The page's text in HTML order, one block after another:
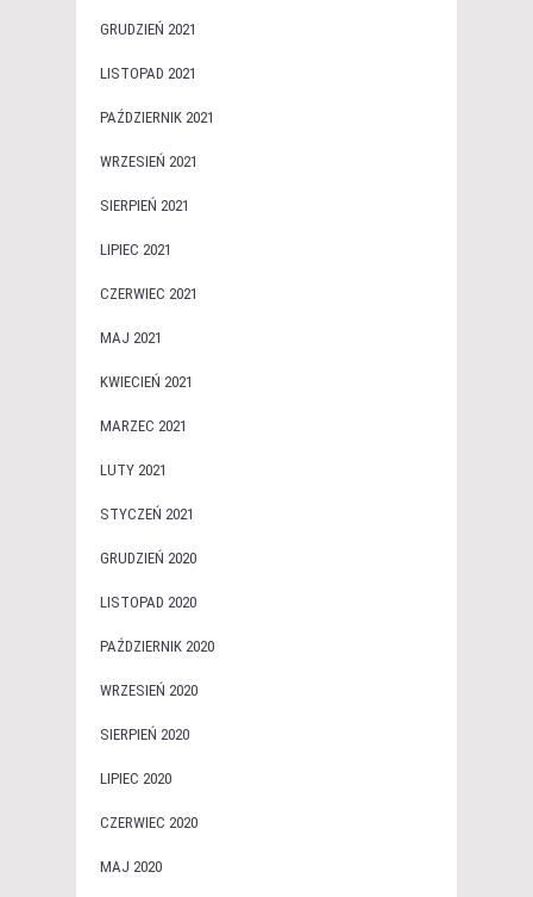
GRUDZIEŃ 2021
LISTOPAD 2021
PAŹDZIERNIK 2021
WRZESIEŃ 2021
SIERPIEŃ 2021
LIPIEC 2021
CZERWIEC 2021
MAJ 2021
KWIECIEŃ 2021
MARZEC 2021
LUTY 2021
STYCZEŃ 2021
GRUDZIEŃ 2020
LISTOPAD 2020
PAŹDZIERNIK 2020
WRZESIEŃ 2020
SIERPIEŃ 2020
LIPIEC 2020
CZERWIEC 2020
MAJ 2020